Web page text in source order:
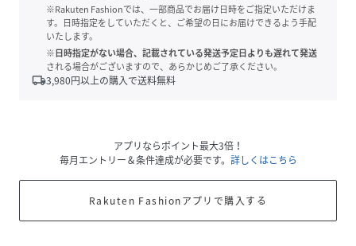
※Rakuten Fashionでは、一部商品でお届け日時をご指定いただけま
す。日時指定をしていただくと、ご希望の日にお届けできるよう手配
いたします。
※日時指定がない場合、記載されている発送予定日よりも遅れて発送
される場合がございますので、あらかじめご了承ください。
local_shipping3,980円以上の購入で送料無料
アプリならポイント最大3倍！
毎月エントリー＆条件達成が必要です。 詳しくはこちら
Rakuten Fashionアプリで購入する